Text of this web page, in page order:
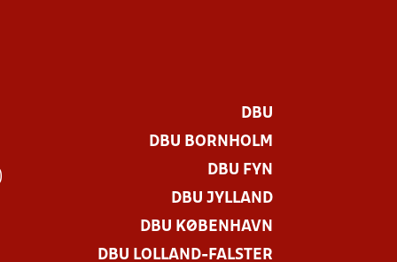
DBU
DBU BORNHOLM
DBU FYN
DBU JYLLAND
DBU KØBENHAVN
DBU LOLLAND-FALSTER